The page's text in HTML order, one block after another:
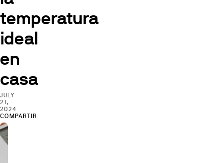
temperatura
ideal
en
casa
JULY
21,
2024
COMPARTIR